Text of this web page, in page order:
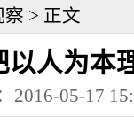
察 > 正文
以人为本
2016-05-17